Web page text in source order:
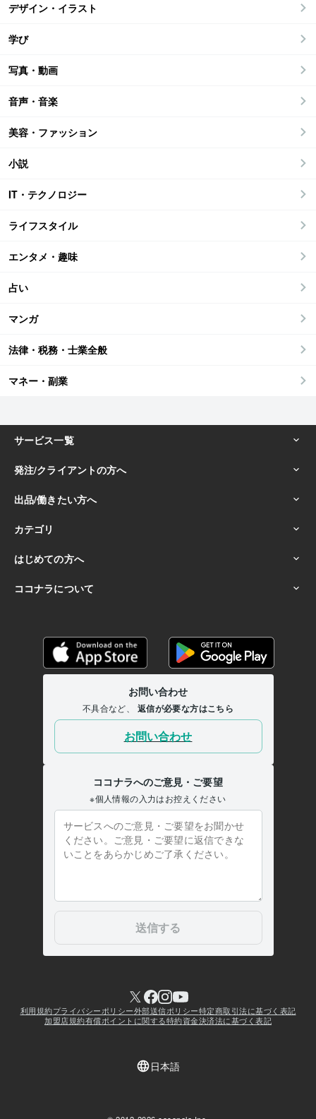
デザイン・イラスト
学び
写真・動画
音声・音楽
美容・ファッション
小説
IT・テクノロジー
ライフスタイル
エンタメ・趣味
占い
マンガ
法律・税務・士業全般
マネー・副業